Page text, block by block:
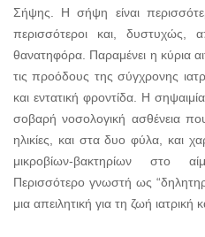
Σήψης. Η σήψη είναι
περισσότεροι και, δυστυχώς,
θανατηφόρα. Παραμένει η κύρια
τις προόδους της σύγχρονης
και εντατική φροντίδα. Η
σοβαρή νοσολογική ασθένεια
ηλικίες, και στα δυο φύλα, και
μικροβίων-βακτηρίων στο
Περισσότερο γνωστή ως
μια απειλητική για τη ζωή